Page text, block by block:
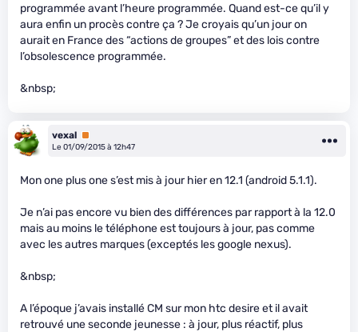
programmée avant l’heure programmée. Quand est-ce qu’il y
aura enfin un procès contre ça ? Je croyais qu’un jour on
aurait en France des “actions de groupes” et des lois contre
l’obsolescence programmée.
&nbsp;
vexal Premium
Le 01/09/2015 à 12h47
Mon one plus one s’est mis à jour hier en 12.1 (android 5.1.1).
Je n’ai pas encore vu bien des différences par rapport à la 12.0
mais au moins le téléphone est toujours à jour, pas comme
avec les autres marques (exceptés les google nexus).
&nbsp;
A l’époque j’avais installé CM sur mon htc desire et il avait
retrouvé une seconde jeunesse : à jour, plus réactif, plus